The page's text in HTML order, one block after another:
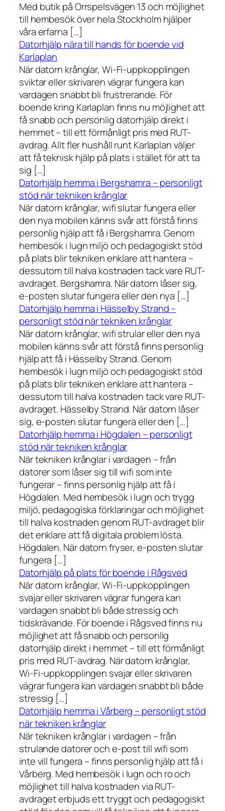
Med butik på Orrspelsvägen 13 och möjlighet
till hembesök över hela Stockholm hjälper
våra erfarna […]
Datorhjälp nära till hands för boende vid
Karlaplan
När datorn krånglar, Wi-Fi-uppkopplingen
sviktar eller skrivaren vägrar fungera kan
vardagen snabbt bli frustrerande. För
boende kring Karlaplan finns nu möjlighet att
få snabb och personlig datorhjälp direkt i
hemmet – till ett förmånligt pris med RUT-
avdrag. Allt fler hushåll runt Karlaplan väljer
att få teknisk hjälp på plats i stället för att ta
sig […]
Datorhjälp hemma i Bergshamra – personligt
stöd när tekniken krånglar
När datorn krånglar, wifi slutar fungera eller
den nya mobilen känns svår att förstå finns
personlig hjälp att få i Bergshamra. Genom
hembesök i lugn miljö och pedagogiskt stöd
på plats blir tekniken enklare att hantera –
dessutom till halva kostnaden tack vare RUT-
avdraget. Bergshamra. När datorn låser sig,
e-posten slutar fungera eller den nya […]
Datorhjälp hemma i Hässelby Strand –
personligt stöd när tekniken krånglar
När datorn krånglar, wifi strular eller den nya
mobilen känns svår att förstå finns personlig
hjälp att få i Hässelby Strand. Genom
hembesök i lugn miljö och pedagogiskt stöd
på plats blir tekniken enklare att hantera –
dessutom till halva kostnaden tack vare RUT-
avdraget. Hässelby Strand. När datorn låser
sig, e-posten slutar fungera eller den […]
Datorhjälp hemma i Högdalen – personligt
stöd när tekniken krånglar
När tekniken krånglar i vardagen – från
datorer som låser sig till wifi som inte
fungerar – finns personlig hjälp att få i
Högdalen. Med hembesök i lugn och trygg
miljö, pedagogiska förklaringar och möjlighet
till halva kostnaden genom RUT-avdraget blir
det enklare att få digitala problem lösta.
Högdalen. När datorn fryser, e-posten slutar
fungera […]
Datorhjälp på plats för boende i Rågsved
När datorn krånglar, Wi-Fi-uppkopplingen
svajar eller skrivaren vägrar fungera kan
vardagen snabbt bli både stressig och
tidskrävande. För boende i Rågsved finns nu
möjlighet att få snabb och personlig
datorhjälp direkt i hemmet – till ett förmånligt
pris med RUT-avdrag. När datorn krånglar,
Wi-Fi-uppkopplingen svajar eller skrivaren
vägrar fungera kan vardagen snabbt bli både
stressig […]
Datorhjälp hemma i Vårberg – personligt stöd
när tekniken krånglar
När tekniken krånglar i vardagen – från
strulande datorer och e-post till wifi som
inte vill fungera – finns personlig hjälp att få i
Vårberg. Med hembesök i lugn och ro och
möjlighet till halva kostnaden via RUT-
avdraget erbjuds ett tryggt och pedagogiskt